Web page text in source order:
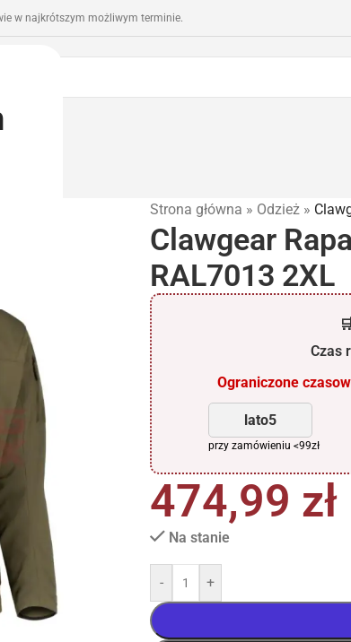
w najkrótszym możliwym terminie.
Strona główna » Odzież »
Clawgear
RAL7013 2XL
Czas
Ograniczone
lato5
przy zamówieniu <99zł
474,99 zł
Na stanie
- +